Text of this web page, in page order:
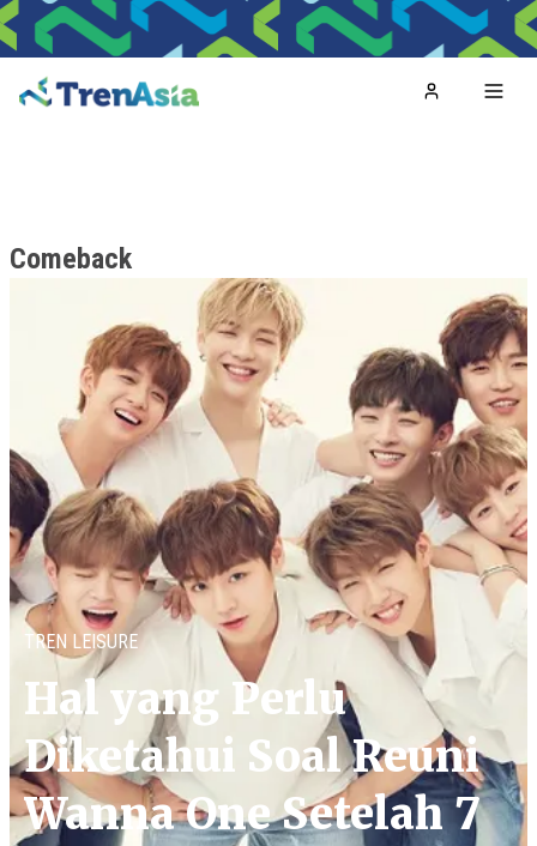
Home
Comeback
TREN LEISURE
Hal yang Perlu
Diketahui Soal Reuni
Wanna One Setelah 7